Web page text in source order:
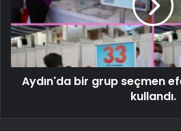
Aydın'da bir grup seçmen
kullandı.